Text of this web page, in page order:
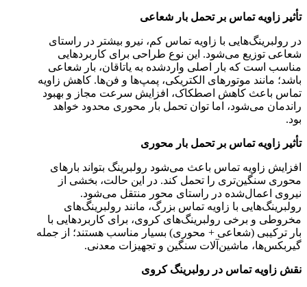
تأثیر زاویه تماس بر تحمل بار شعاعی
در رولبرینگ‌هایی با زاویه تماس کم، نیرو بیشتر در راستای
شعاعی توزیع می‌شود. این نوع طراحی برای کاربردهایی
مناسب است که بار اصلی واردشده به یاتاقان، بار شعاعی
باشد؛ مانند موتورهای الکتریکی، پمپ‌ها و فن‌ها. کاهش زاویه
تماس باعث کاهش اصطکاک، افزایش سرعت مجاز و بهبود
راندمان می‌شود، اما توان تحمل بار محوری محدود خواهد
بود.
تأثیر زاویه تماس بر تحمل بار محوری
افزایش زاویه تماس باعث می‌شود رولبرینگ بتواند بارهای
محوری سنگین‌تری را تحمل کند. در این حالت، بخشی از
نیروی اعمال‌شده در راستای محور منتقل می‌شود.
رولبرینگ‌هایی با زاویه تماس بزرگ، مانند رولبرینگ‌های
مخروطی و برخی رولبرینگ‌های کروی، برای کاربردهایی با
بار ترکیبی (شعاعی + محوری) بسیار مناسب هستند؛ از جمله
گیربکس‌ها، ماشین‌آلات سنگین و تجهیزات معدنی.
نقش زاویه تماس در رولبرینگ کروی